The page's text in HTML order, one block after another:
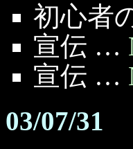
初心者
宣伝 …
宣伝 …
03/07/31